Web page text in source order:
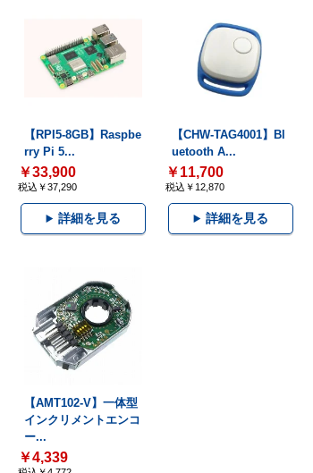
【RPI5-8GB】Raspbe
rry Pi 5...
￥33,900
税込￥37,290
詳細を見る
【CHW-TAG4001】Bl
uetooth A...
￥11,700
税込￥12,870
詳細を見る
【AMT102-V】一体型
インクリメントエンコ
ー...
￥4,339